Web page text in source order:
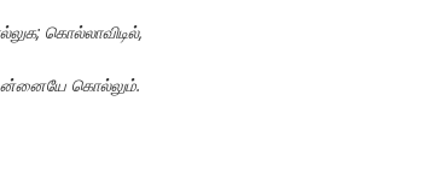
; கொல்லாவிடில்,
கொல்லும்.